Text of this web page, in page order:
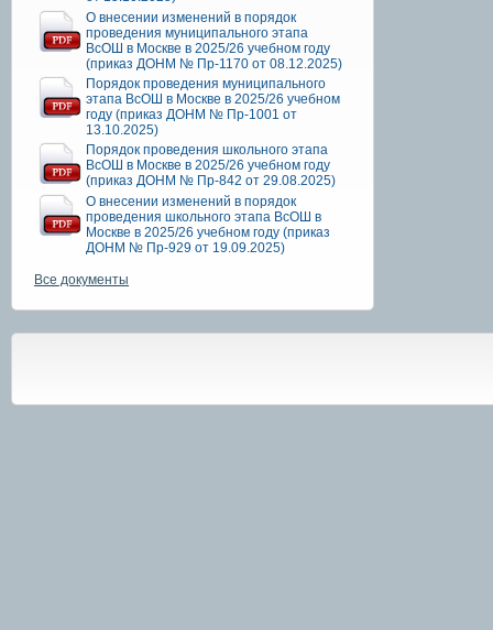
О внесении изменений в порядок
проведения муниципального этапа
ВсОШ в Москве в 2025/26 учебном году
(приказ ДОНМ № Пр-1170 от 08.12.2025)
Порядок проведения муниципального
этапа ВсОШ в Москве в 2025/26 учебном
году (приказ ДОНМ № Пр-1001 от
13.10.2025)
Порядок проведения школьного этапа
ВсОШ в Москве в 2025/26 учебном году
(приказ ДОНМ № Пр-842 от 29.08.2025)
О внесении изменений в порядок
проведения школьного этапа ВсОШ в
Москве в 2025/26 учебном году (приказ
ДОНМ № Пр-929 от 19.09.2025)
Все документы